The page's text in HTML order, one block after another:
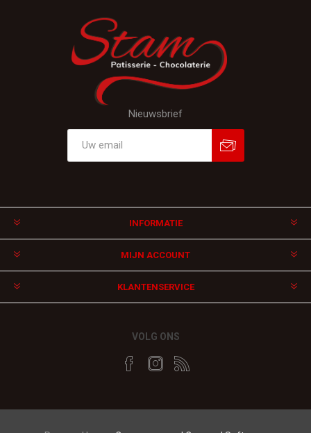
Nieuwsbrief
INFORMATIE
MIJN ACCOUNT
KLANTENSERVICE
VOLG ONS